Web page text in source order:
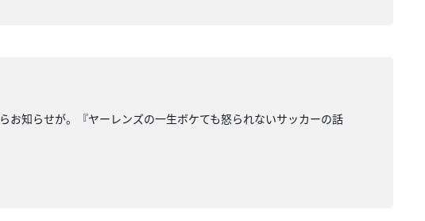
知らせが。『ヤーレンズの一生ボケても怒られないサッカーの話